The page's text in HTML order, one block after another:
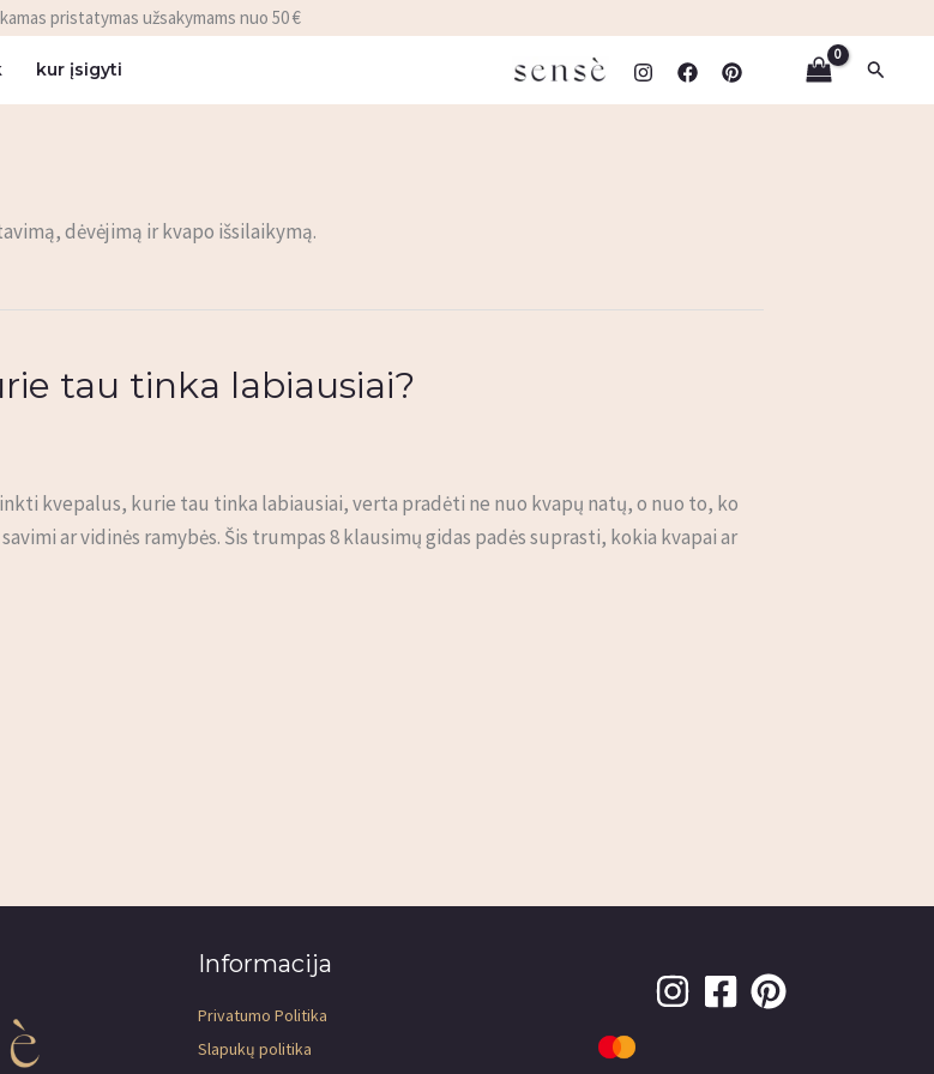
pristatymas užsakymams nuo 50 €
kur įsigyti Paieška
dėvėjimą ir kvapo išsilaikymą.
tau tinka labiausiai?
kvepalus, kurie tau tinka labiausiai, verta pradėti ne nuo kvapų natų, o nuo to, ko
ar vidinės ramybės. Šis trumpas 8 klausimų gidas padės suprasti, kokia kvapai ar
Informacija
Privatumo Politika
Slapukų politika